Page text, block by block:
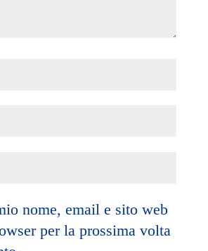
nome, email e sito web
per la prossima volta